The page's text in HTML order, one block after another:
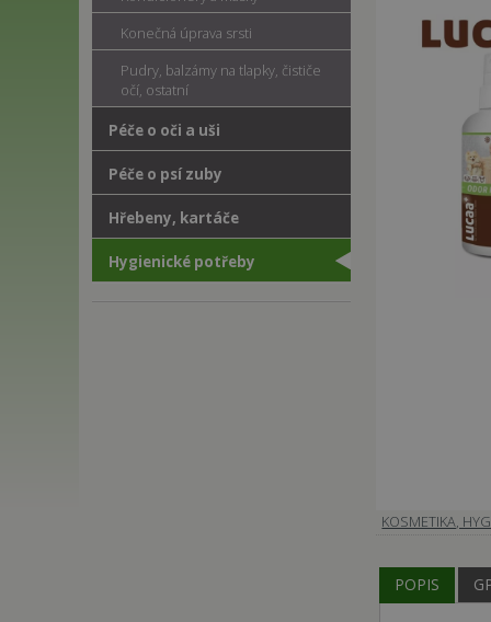
KOSMETIKA,
POPIS
Konečná úprava srsti
Pudry, balzámy na tlapky, čističe
očí, ostatní
Péče o oči a uši
Péče o psí zuby
Hřebeny, kartáče
Hygienické potřeby